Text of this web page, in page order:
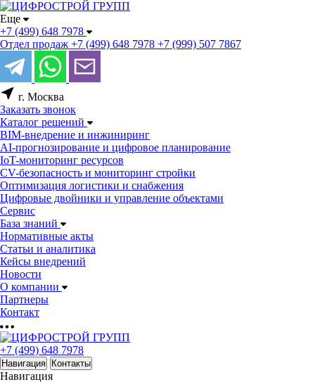
Еще
+7 (499) 648 7978
Отдел продаж +7 (499) 648 7978 +7 (999) 507 7867
г. Москва
Заказать звонок
Каталог решений
BIM-внедрение и инжиниринг
AI-прогнозирование и цифровое планирование
IoT-мониторинг ресурсов
CV-безопасность и мониторинг стройки
Оптимизация логистики и снабжения
Цифровые двойники и управление объектами
Сервис
База знаний
Нормативные акты
Статьи и аналитика
Кейсы внедрений
Новости
О компании
Партнеры
Контакт
+7 (499) 648 7978
Навигация Контакты
Навигация